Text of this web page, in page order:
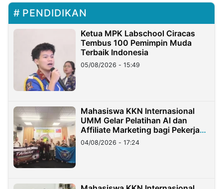
PENDIDIKAN
Ketua MPK Labschool Ciracas
Tembus 100 Pemimpin Muda
Terbaik Indonesia
05/08/2026 - 15:49
Mahasiswa KKN Internasional
UMM Gelar Pelatihan AI dan
Affiliate Marketing bagi Pekerja
Migran Indonesia di Taiwan
04/08/2026 - 17:24